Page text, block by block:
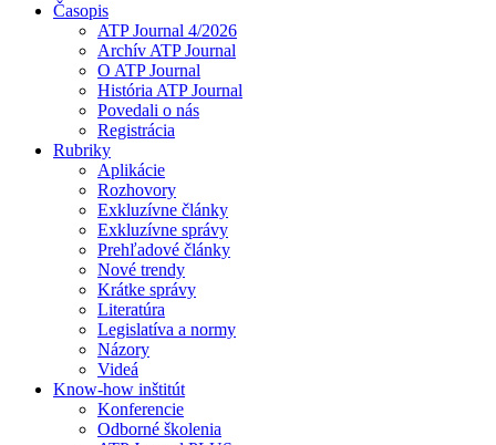
Časopis
ATP Journal 4/2026
Archív ATP Journal
O ATP Journal
História ATP Journal
Povedali o nás
Registrácia
Rubriky
Aplikácie
Rozhovory
Exkluzívne články
Exkluzívne správy
Prehľadové články
Nové trendy
Krátke správy
Literatúra
Legislatíva a normy
Názory
Videá
Know-how inštitút
Konferencie
Odborné školenia